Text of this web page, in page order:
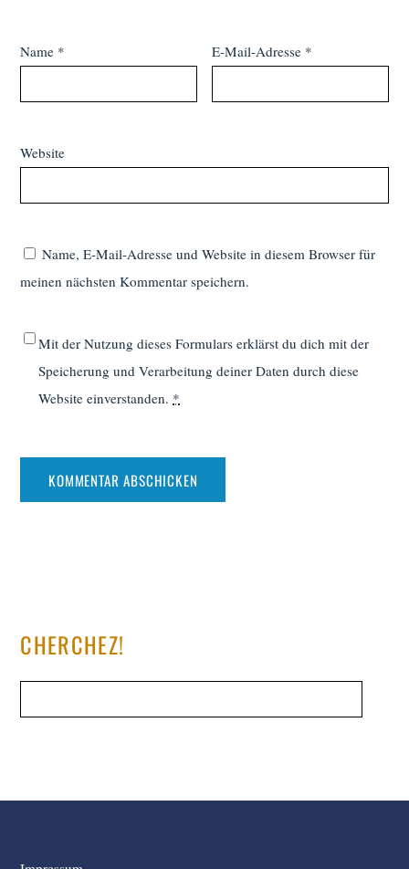
Name * E-Mail-Adresse *
Website
Name, E-Mail-Adresse und Website in diesem Browser für
meinen nächsten Kommentar speichern.
Mit der Nutzung dieses Formulars erklärst du dich mit der
Speicherung und Verarbeitung deiner Daten durch diese
Website einverstanden. *
CHERCHEZ!